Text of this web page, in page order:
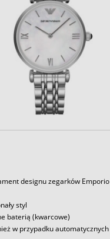
designu zegarków Emporio
styl
baterią (kwarcowe)
w przypadku automatycznych